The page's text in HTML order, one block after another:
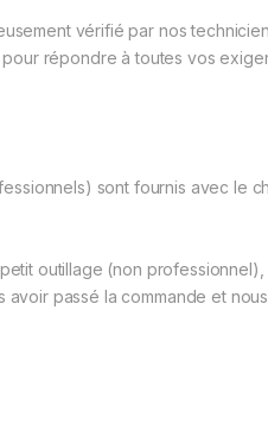
vérifié par nos
pour répondre à toutes vos
sont fournis avec le
outillage (non
avoir passé la commande et